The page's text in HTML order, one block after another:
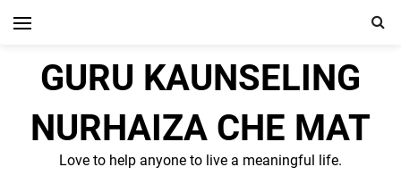
GURU KAUNSELING
NURHAIZA CHE MAT
Love to help anyone to live a meaningful life.